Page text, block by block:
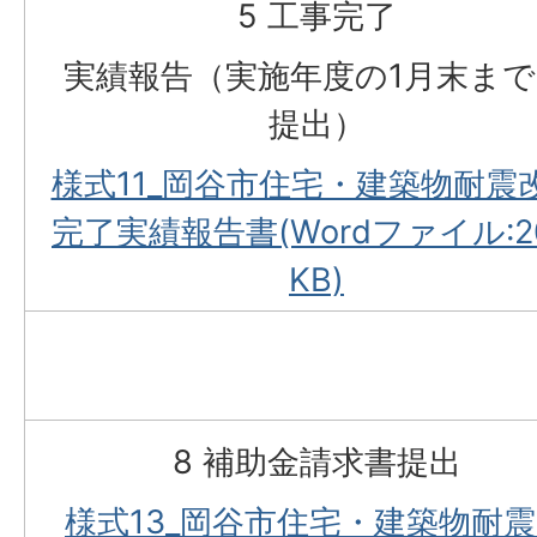
5 工事完了
実績報告（実施年度の1月末ま
提出）
様式11_岡谷市住宅・建築物耐震
完了実績報告書(Wordファイル
KB)
8 補助金請求書提出
様式13_岡谷市住宅・建築物耐